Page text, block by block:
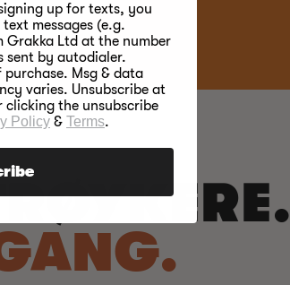
up for texts, you
messages (e.g.
Grakka Ltd at the number
sent by autodialer.
Msg & data
varies. Unsubscribe at
clicking the unsubscribe
Policy & Terms.